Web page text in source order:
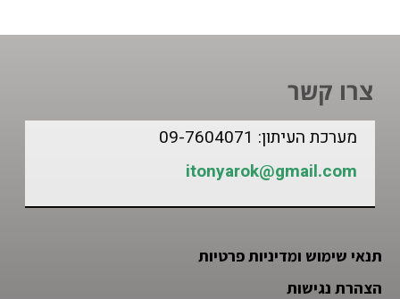
צרו קשר
מערכת העיתון: 09-7604071
itonyarok@gmail.com
תנאי שימוש ומדיניות פרטיות
הצהרת נגישות